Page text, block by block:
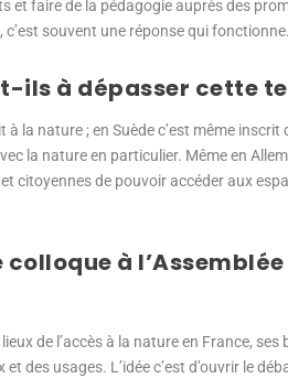
faire de la pédagogie auprès des
c’est souvent une réponse qui fonctionne.
ils à dépasser cette
la nature ; en Suède c’est même
la nature en particulier. Même en
citoyennes de pouvoir accéder aux
à
de l’accès à la nature en France,
des usages. L’idée c’est d’ouvrir le